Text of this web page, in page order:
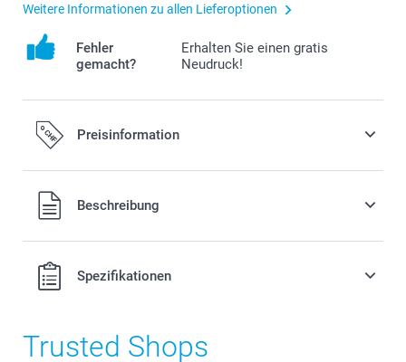
Weitere Informationen zu allen Lieferoptionen
Fehler
gemacht?
Erhalten Sie einen gratis
Neudruck!
Preisinformation
Alle Preise verstehen sich in Schweizer Franken (CHF) inkl.
MwSt. und zzgl. Versandkosten.
Anzahl
Beschreibung
Spezifikationen
Trusted Shops